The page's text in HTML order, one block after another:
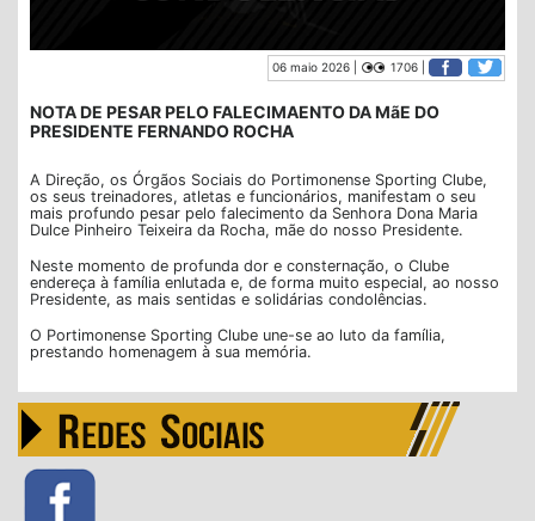
06 maio 2026 | 1706 |
NOTA DE PESAR PELO FALECIMAENTO DA MãE DO
PRESIDENTE FERNANDO ROCHA
A Direção, os Órgãos Sociais do Portimonense Sporting Clube,
os seus treinadores, atletas e funcionários, manifestam o seu
mais profundo pesar pelo falecimento da Senhora Dona Maria
Dulce Pinheiro Teixeira da Rocha, mãe do nosso Presidente.
Neste momento de profunda dor e consternação, o Clube
endereça à família enlutada e, de forma muito especial, ao nosso
Presidente, as mais sentidas e solidárias condolências.
O Portimonense Sporting Clube une-se ao luto da família,
prestando homenagem à sua memória.